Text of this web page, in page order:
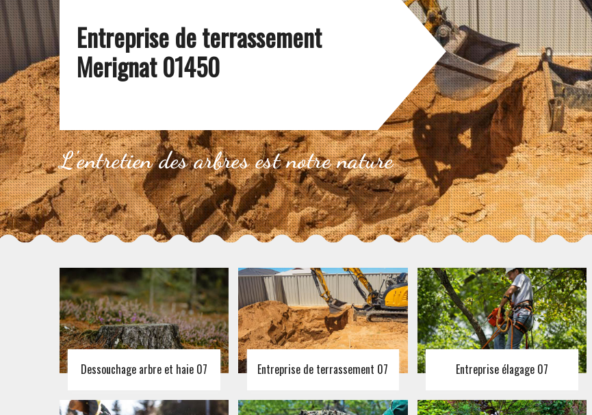
Entreprise de terrassement
Merignat 01450
L'entretien des arbres est notre nature
Dessouchage arbre et haie 07 Entreprise de terrassement 07 Entreprise élagage 07